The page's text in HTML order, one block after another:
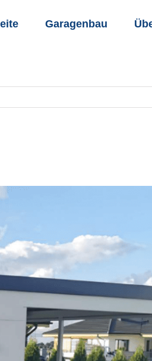
Garagenbau